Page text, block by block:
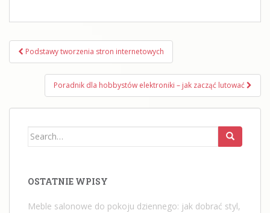
Nawigacja
wpisu
Podstawy tworzenia stron internetowych
Poradnik dla hobbystów elektroniki – jak zacząć lutować
Search
OSTATNIE WPISY
Meble salonowe do pokoju dziennego: jak dobrać styl,